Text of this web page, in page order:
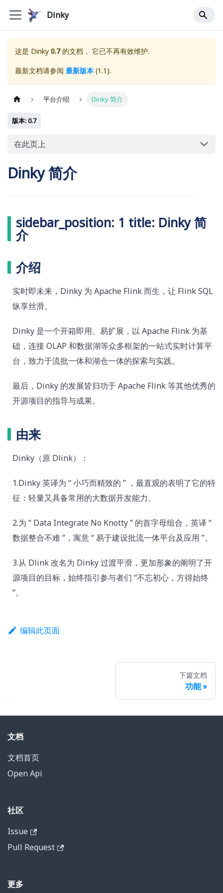
Dinky
这是 Dinky 0.7的文档， 它已不再有效维护.
最新文档请参阅 最新版本(1.1 ).
平台介绍 Dinky 简介
版本: 0.7
在此页上
Dinky 简介
sidebar_position: 1 title: Dinky 简
介
介绍
实时即未来，Dinky 为 Apache Flink 而生，让 Flink SQL
纵享丝滑。
Dinky 是一个开箱即用、易扩展，以 Apache Flink 为基
础，连接 OLAP 和数据湖等众多框架的一站式实时计算平
台，致力于流批一体和湖仓一体的探索与实践。
最后，Dinky 的发展皆归功于 Apache Flink 等其他优秀的
开源项目的指导与成果。
由来
Dinky（原 Dlink）：
1.Dinky 英译为 “ 小巧而精致的 ” ，最直观的表明了它的特
征：轻量又具备常用的大数据开发能力。
2.为 “ Data Integrate No Knotty ” 的首字母组合，英译 “
数据整合不难 ”，寓意 “ 易于建设批流一体平台及应用 ”。
3.从 Dlink 改名为 Dinky 过渡平滑，更加形象的阐明了开
源项目的目标，始终指引参与者们 “不忘初心，方得始终
”。
编辑此页面
下篇文档
功能
文档
文档首页
Open Api
社区
Issue
Pull Request
更多